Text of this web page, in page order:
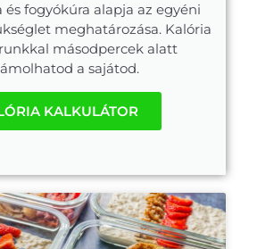
fogyókúra alapja az egyéni
meghatározása. Kalória
másodpercek alatt
a sajátod.
KALKULÁTOR